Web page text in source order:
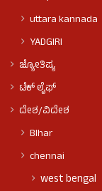
uttara kannada
YADGIRI
ಜ್ಯೋತಿಷ್ಯ
ಟೆಕ್ ಲೈಫ್
ದೇಶ/ವಿದೇಶ
BIhar
chennai
west bengal